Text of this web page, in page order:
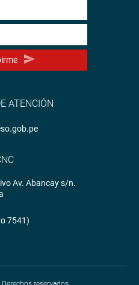
ATENCIÓN
Av. Abancay s/n.
7541)